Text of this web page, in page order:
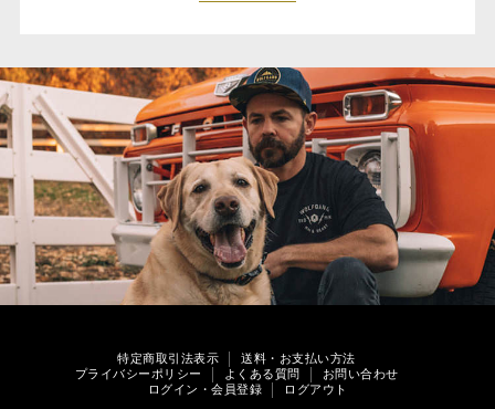
特定商取引法表示
送料・お支払い方法
プライバシーポリシー
よくある質問
お問い合わせ
ログイン・会員登録
ログアウト